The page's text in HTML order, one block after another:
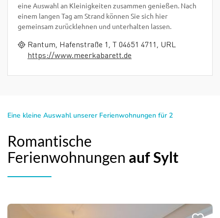
eine Auswahl an Kleinigkeiten zusammen genießen. Nach
einem langen Tag am Strand können Sie sich hier
gemeinsam zurücklehnen und unterhalten lassen.
Rantum, Hafenstraße 1, T 04651 4711, URL
https://www.meerkabarett.de
Eine kleine Auswahl unserer Ferienwohnungen für 2
Romantische
Ferienwohnungen auf Sylt